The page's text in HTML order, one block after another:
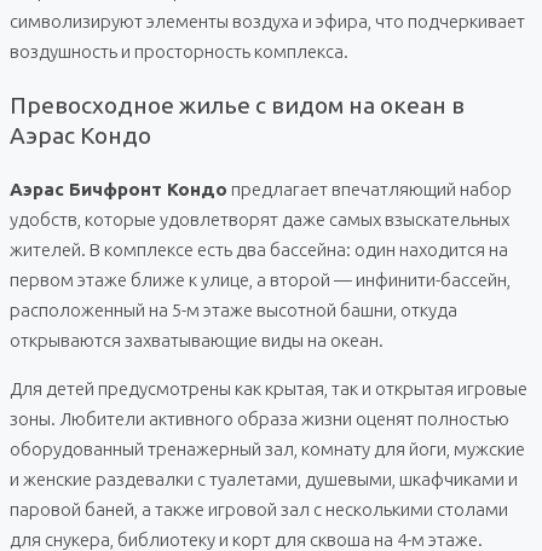
символизируют элементы воздуха и эфира, что подчеркивает
воздушность и просторность комплекса.
Превосходное жилье с видом на океан в
Аэрас Кондо
Аэрас Бичфронт Кондо предлагает впечатляющий набор
удобств, которые удовлетворят даже самых взыскательных
жителей. В комплексе есть два бассейна: один находится на
первом этаже ближе к улице, а второй — инфинити-бассейн,
расположенный на 5-м этаже высотной башни, откуда
открываются захватывающие виды на океан.
Для детей предусмотрены как крытая, так и открытая игровые
зоны. Любители активного образа жизни оценят полностью
оборудованный тренажерный зал, комнату для йоги, мужские
и женские раздевалки с туалетами, душевыми, шкафчиками и
паровой баней, а также игровой зал с несколькими столами
для снукера, библиотеку и корт для сквоша на 4-м этаже.